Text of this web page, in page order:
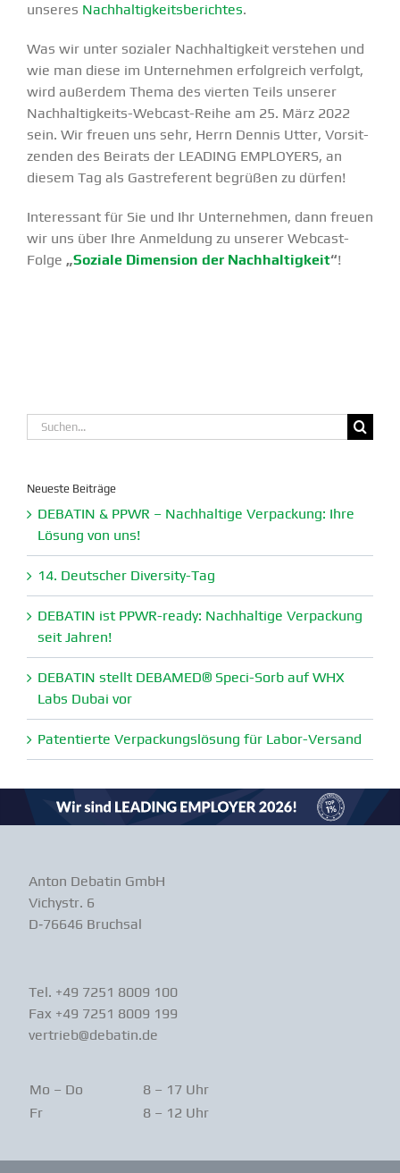
unseres Nachhal­tig­keits­be­richtes.
Was wir unter sozialer Nachhal­tigkeit verstehen und
wie man diese im Unter­nehmen erfolg­reich verfolgt,
wird außerdem Thema des vierten Teils unserer
Nachhal­­ti­g­keits-Webcast-Reihe am 25. März 2022
sein. Wir freuen uns sehr, Herrn Dennis Utter, Vorsit­
zenden des Beirats der LEADING EMPLOYERS, an
diesem Tag als Gastre­ferent begrüßen zu dürfen!
Inter­essant für Sie und Ihr Unter­nehmen, dann freuen
wir uns über Ihre Anmeldung zu unserer Webcast-
Folge „Soziale Dimension der Nachhal­tigkeit“!
Suche
nach:
Neueste Beiträge
DEBATIN & PPWR – Nachhaltige Verpa­ckung: Ihre
Lösung von uns!
14. Deutscher Diversity-Tag
DEBATIN ist PPWR-ready: Nachhaltige Verpa­ckung
seit Jahren!
DEBATIN stellt DEBAMED® Speci-Sorb auf WHX
Labs Dubai vor
Paten­tierte Verpa­ckungs­lösung für Labor-Versand
Anton Debatin GmbH
Vichystr. 6
D‑76646 Bruchsal
Tel. +49 7251 8009 100
Fax +49 7251 8009 199
vertrieb@debatin.de
Mo – Do
8 – 17 Uhr
Fr
8 – 12 Uhr